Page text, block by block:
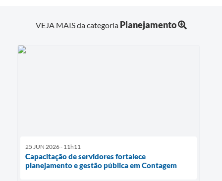
VEJA MAIS da categoria Planejamento
25 JUN 2026 - 11h11
Capacitação de servidores fortalece
planejamento e gestão pública em Contagem